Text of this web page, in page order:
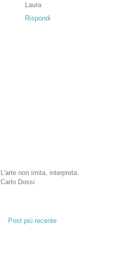
Laura
Rispondi
L'arte non imita, interpreta.
Carlo Dossi
Post più recente